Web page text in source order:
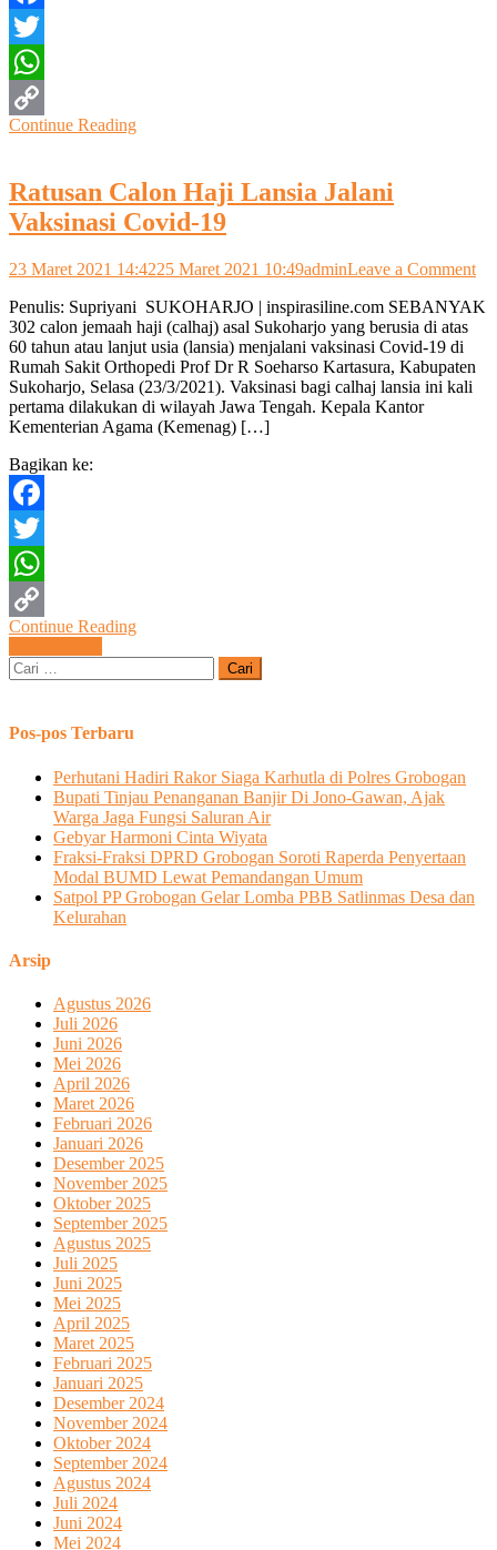
Facebook
Twitter
WhatsApp
Copy
Continue Reading
Ratusan Calon Haji Lansia Jalani
Vaksinasi Covid-19
23 Maret 2021 14:4225 Maret 2021 10:49adminLeave a Commenton
Penulis: Supriyani SUKOHARJO | inspirasiline.com SEBANYAK
302 calon jemaah haji (calhaj) asal Sukoharjo yang berusia di atas
60 tahun atau lanjut usia (lansia) menjalani vaksinasi Covid-19 di
Rumah Sakit Orthopedi Prof Dr R Soeharso Kartasura, Kabupaten
Sukoharjo, Selasa (23/3/2021). Vaksinasi bagi calhaj lansia ini kali
pertama dilakukan di wilayah Jawa Tengah. Kepala Kantor
Kementerian Agama (Kemenag) […]
Bagikan ke:
Facebook
Twitter
WhatsApp
Copy
Link
Continue Reading
Navigasi
pos
Cari
untuk:
Pos-pos Terbaru
Perhutani Hadiri Rakor Siaga Karhutla di Polres Grobogan
Bupati Tinjau Penanganan Banjir Di Jono-Gawan, Ajak
Warga Jaga Fungsi Saluran Air
Gebyar Harmoni Cinta Wiyata
Fraksi-Fraksi DPRD Grobogan Soroti Raperda Penyertaan
Modal BUMD Lewat Pemandangan Umum
Satpol PP Grobogan Gelar Lomba PBB Satlinmas Desa dan
Kelurahan
Arsip
Agustus 2026
Juli 2026
Juni 2026
Mei 2026
April 2026
Maret 2026
Februari 2026
Januari 2026
Desember 2025
November 2025
Oktober 2025
September 2025
Agustus 2025
Juli 2025
Juni 2025
Mei 2025
April 2025
Maret 2025
Februari 2025
Januari 2025
Desember 2024
November 2024
Oktober 2024
September 2024
Agustus 2024
Juli 2024
Juni 2024
Mei 2024